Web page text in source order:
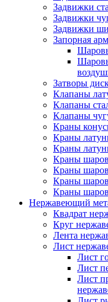
Задвижки
Задвижки
Задвижки
Запорная
Затворы
Клапаны
Клапаны
Клапаны
Краны
Краны
Краны
Краны
Краны
Краны
Краны
Нержавеющий
Квадрат
Круг
Лента
Лист
Лист
Лист
Лист